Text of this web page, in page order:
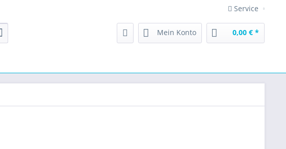
Service
Mein Konto 0,00 € *